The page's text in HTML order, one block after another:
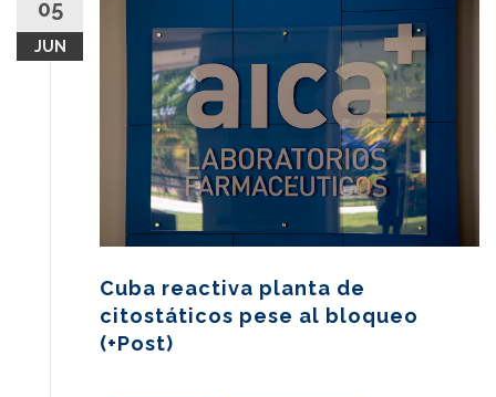
content
05
JUN
Cuba reactiva planta de
citostáticos pese al bloqueo
(+Post)